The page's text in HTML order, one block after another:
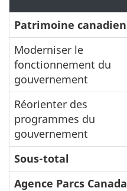
Patrimoine canadien
Moderniser le
fonctionnement du
gouvernement
Réorienter des
programmes du
gouvernement
Sous-total
Agence Parcs Canada